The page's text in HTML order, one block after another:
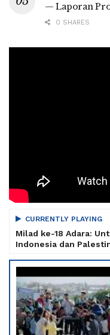
— Laporan
0 SHARES
CURRENTLY PLAYING
Milad ke-18 Adara:
Indonesia dan